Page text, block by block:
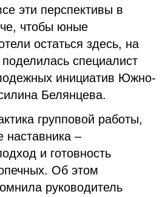
эти перспективы в
чтобы юные
остаться здесь, на
специалист
инициатив Южно-
Белянцева.
групповой работы,
наставника –
и готовность
Об этом
руководитель